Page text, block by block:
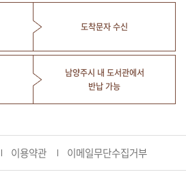
도착문자 수신
남양주시 내 도서관에서
반납 가능
이용약관 이메일무단수집거부